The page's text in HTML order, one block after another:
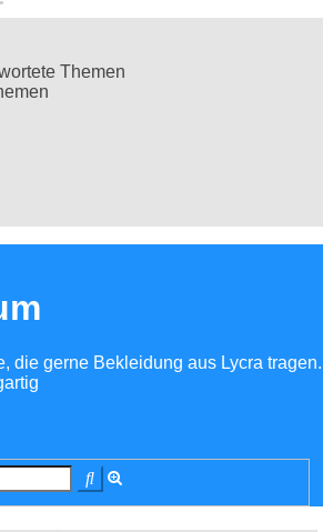
Themen
die gerne Bekleidung aus Lycra tragen.
Suche